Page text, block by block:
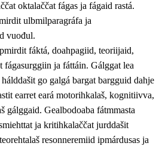
oktalaččat fágas ja fágaid rastá.
ulbmilparagráfa ja
vuođul.
fáktá, doahpagiid, teoriijaid,
fágasurggiin ja fáttáin. Gálggat lea
go galgá bargat bargguid dahje
earret eará motorihkalaš, kognitiivva,
gálggaid. Gealbodoaba fátmmasta
ja kritihkalaččat jurddašit
resonneremiid ipmárdusas ja